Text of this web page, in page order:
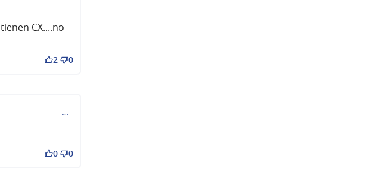
…
CX....no
2 0
…
0 0